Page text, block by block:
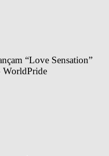
“Love Sensation”
WorldPride